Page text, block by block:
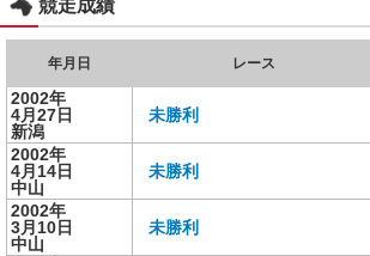
競走成績
年月日 レース
2002年
4月27日
新潟
未勝利
2002年
4月14日
中山
未勝利
2002年
3月10日
中山
未勝利